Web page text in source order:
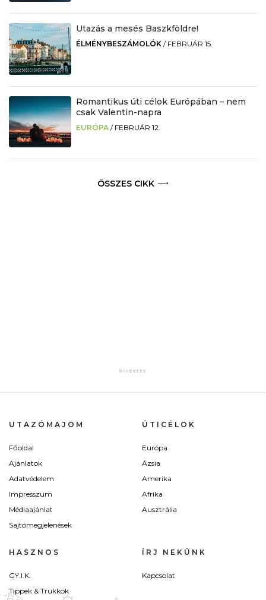
Utazás a mesés Baszkföldre!
ÉLMÉNYBESZÁMOLÓK / FEBRUÁR 15.
Romantikus úti célok Európában – nem
csak Valentin-napra
EURÓPA / FEBRUÁR 12.
ÖSSZES CIKK
UTAZÓMAJOM
Főoldal
Ajánlatok
Adatvédelem
Impresszum
Médiaajánlat
Sajtómegjelenések
ÚTICÉLOK
Európa
Ázsia
Amerika
Afrika
Ausztrália
HASZNOS
GY.I.K.
Tippek & Trükkök
ÍRJ NEKÜNK
Kapcsolat